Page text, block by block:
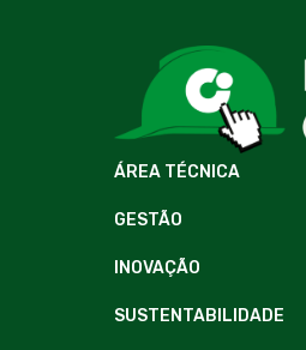
ÁREA TÉCNICA
GESTÃO
INOVAÇÃO
SUSTENTABILIDADE